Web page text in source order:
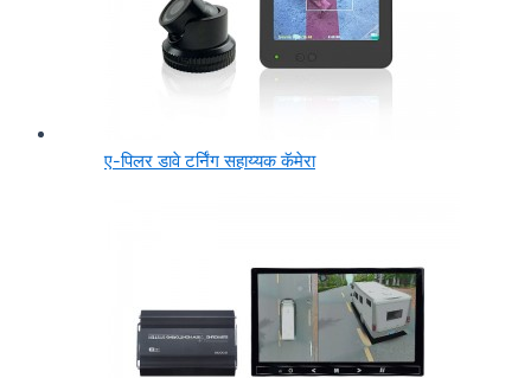
ए-पिलर डावे टर्निंग सहाय्यक कॅमेरा